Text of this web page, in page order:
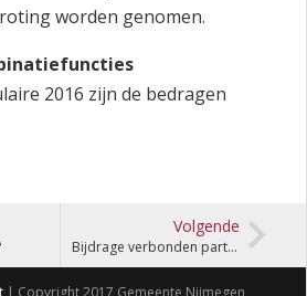
worden genomen.
2016 zijn de bedragen
Volgende
Bijdrage verbonden partijen
| Copyright 2017 Gemeente Nijmegen